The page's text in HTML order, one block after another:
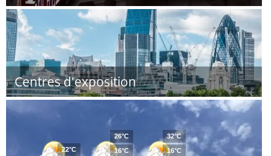
Centres d'exposition
22°C
26°C
16°C
32°C
16°C